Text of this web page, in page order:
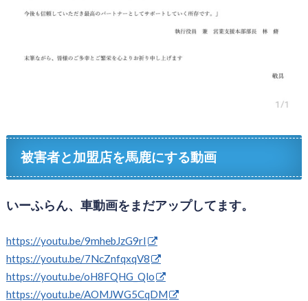
被害者と加盟店を馬鹿にする動画
いーふらん、車動画をまだアップしてます。
https://youtu.be/9mhebJzG9rI
https://youtu.be/7NcZnfqxqV8
https://youtu.be/oH8FQHG_Qlo
https://youtu.be/AOMJWG5CqDM